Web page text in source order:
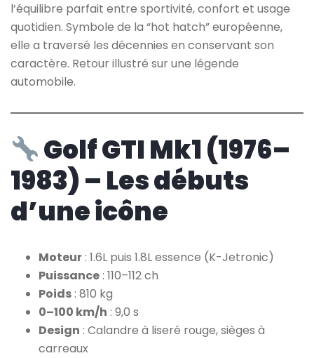
l’équilibre parfait entre sportivité, confort et usage
quotidien. Symbole de la “hot hatch” européenne,
elle a traversé les décennies en conservant son
caractère. Retour illustré sur une légende
automobile.
Golf GTI Mk1 (1976–
1983) – Les débuts
d’une icône
Moteur : 1.6L puis 1.8L essence (K-Jetronic)
Puissance : 110–112 ch
Poids : 810 kg
0–100 km/h : 9,0 s
Design : Calandre à liseré rouge, sièges à
carreaux